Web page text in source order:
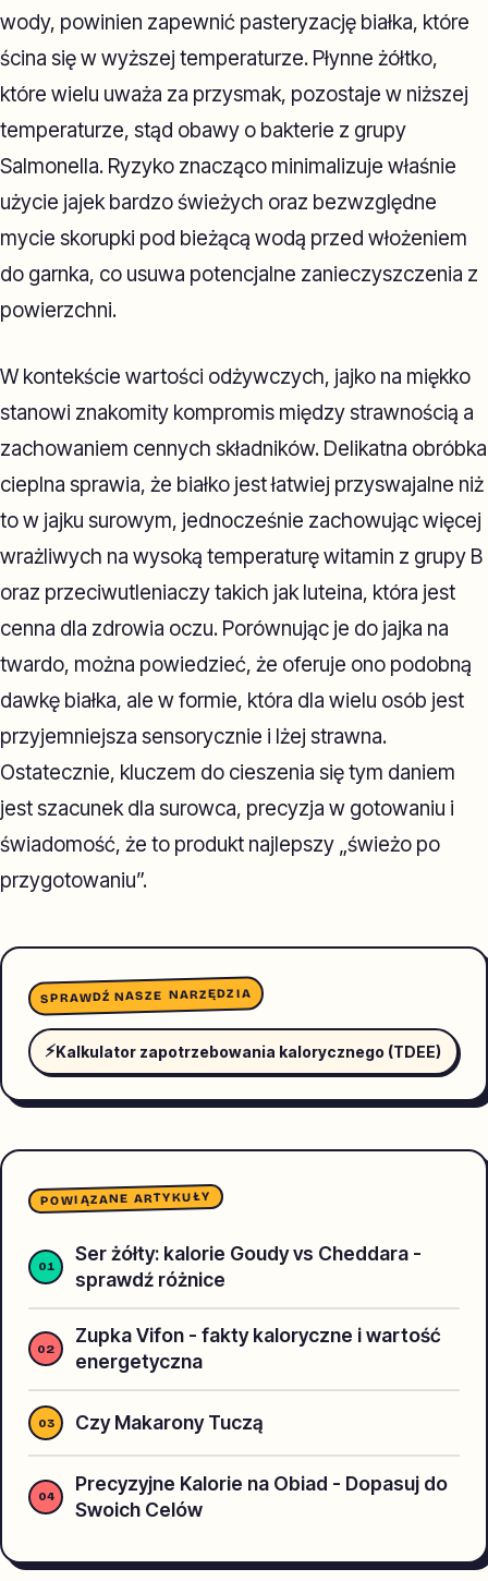
wody, powinien zapewnić pasteryzację białka, które
ścina się w wyższej temperaturze. Płynne żółtko,
które wielu uważa za przysmak, pozostaje w niższej
temperaturze, stąd obawy o bakterie z grupy
Salmonella. Ryzyko znacząco minimalizuje właśnie
użycie jajek bardzo świeżych oraz bezwzględne
mycie skorupki pod bieżącą wodą przed włożeniem
do garnka, co usuwa potencjalne zanieczyszczenia z
powierzchni.
W kontekście wartości odżywczych, jajko na miękko
stanowi znakomity kompromis między strawnością a
zachowaniem cennych składników. Delikatna obróbka
cieplna sprawia, że białko jest łatwiej przyswajalne niż
to w jajku surowym, jednocześnie zachowując więcej
wrażliwych na wysoką temperaturę witamin z grupy B
oraz przeciwutleniaczy takich jak luteina, która jest
cenna dla zdrowia oczu. Porównując je do jajka na
twardo, można powiedzieć, że oferuje ono podobną
dawkę białka, ale w formie, która dla wielu osób jest
przyjemniejsza sensorycznie i lżej strawna.
Ostatecznie, kluczem do cieszenia się tym daniem
jest szacunek dla surowca, precyzja w gotowaniu i
świadomość, że to produkt najlepszy „świeżo po
przygotowaniu”.
SPRAWDŹ NASZE NARZĘDZIA
⚡Kalkulator zapotrzebowania kalorycznego (TDEE)
POWIĄZANE ARTYKUŁY
Ser żółty: kalorie Goudy vs Cheddara -
sprawdź różnice
Zupka Vifon - fakty kaloryczne i wartość
energetyczna
Czy Makarony Tuczą
Precyzyjne Kalorie na Obiad - Dopasuj do
Swoich Celów